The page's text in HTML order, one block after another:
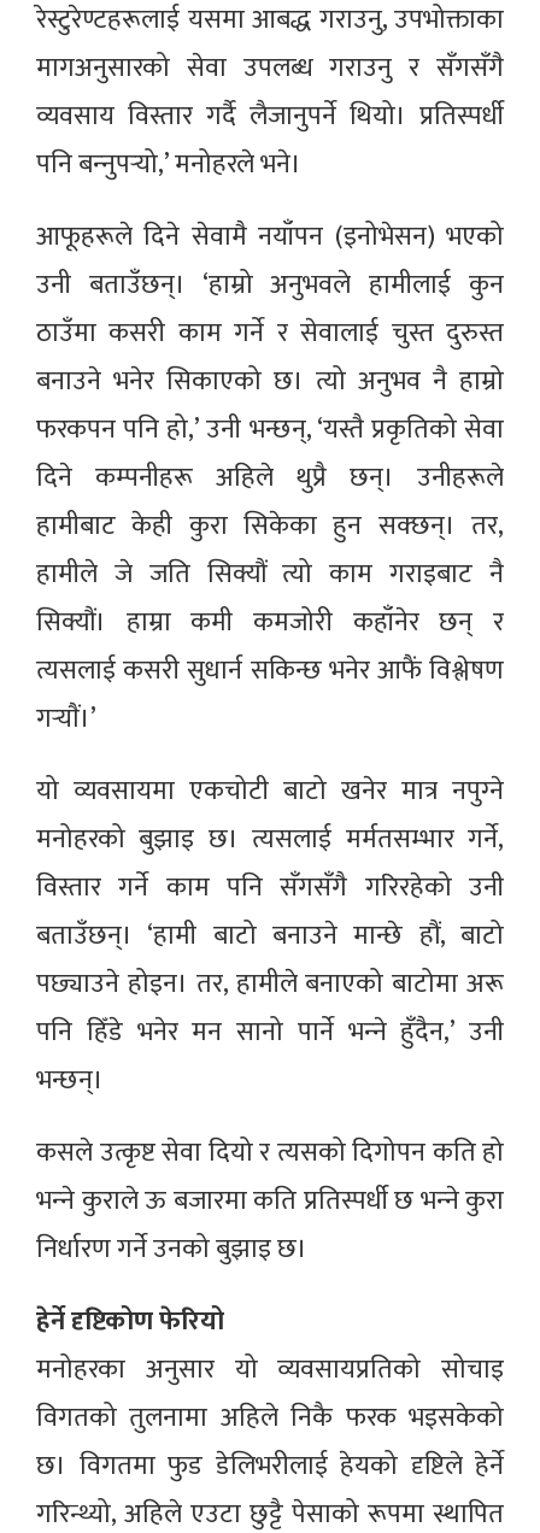
रेस्टुरेण्टहरूलाई यसमा आबद्ध गराउनु, उपभोक्ताका
मागअनुसारको सेवा उपलब्ध गराउनु र सँगसँगै
व्यवसाय विस्तार गर्दै लैजानुपर्ने थियो। प्रतिस्पर्धी
पनि बन्‍नुपर्‍यो,’ मनोहरले भने।
आफूहरूले दिने सेवामै नयाँपन (इनोभेसन) भएको
उनी बताउँछन्। ‘हाम्रो अनुभवले हामीलाई कुन
ठाउँमा कसरी काम गर्ने र सेवालाई चुस्त दुरुस्त
बनाउने भनेर सिकाएको छ। त्यो अनुभव नै हाम्रो
फरकपन पनि हो,’ उनी भन्छन्, ‘यस्तै प्रकृतिको सेवा
दिने कम्पनीहरू अहिले थुप्रै छन्। उनीहरूले
हामीबाट केही कुरा सिकेका हुन सक्छन्। तर,
हामीले जे जति सिक्यौं त्यो काम गराइबाट नै
सिक्यौं। हाम्रा कमी कमजोरी कहाँनेर छन् र
त्यसलाई कसरी सुधार्न सकिन्छ भनेर आफैं विश्लेषण
गर्‍याैं।’
यो व्यवसायमा एकचोटी बाटो खनेर मात्र नपुग्‍ने
मनोहरको बुझाइ छ। त्यसलाई मर्मतसम्भार गर्ने,
विस्तार गर्ने काम पनि सँगसँगै गरिरहेको उनी
बताउँछन्। ‘हामी बाटो बनाउने मान्छे हौं, बाटो
पछ्याउने होइन। तर, हामीले बनाएको बाटोमा अरू
पनि हिँडे भनेर मन सानो पार्ने भन्‍ने हुँदैन,’ उनी
भन्छन्।
कसले उत्कृष्ट सेवा दियो र त्यसको दिगोपन कति हो
भन्‍ने कुराले ऊ बजारमा कति प्रतिस्पर्धी छ भन्‍ने कुरा
निर्धारण गर्ने उनको बुझाइ छ।
हेर्ने दृष्टिकोण फेरियो
मनोहरका अनुसार यो व्यवसायप्रतिको सोचाइ
विगतको तुलनामा अहिले निकै फरक भइसकेको
छ। विगतमा फुड डेलिभरीलाई हेयको दृष्टिले हेर्ने
गरिन्थ्यो, अहिले एउटा छुट्टै पेसाको रूपमा स्थापित